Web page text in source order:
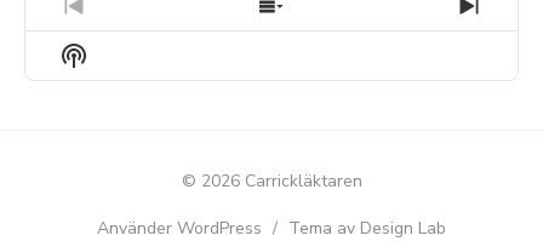
PREVIOUS
EPISODE
SHOW
EPISODES
NEXT
Show
Podcast
© 2026 Carrickläktaren
Använder WordPress / Tema av Design Lab